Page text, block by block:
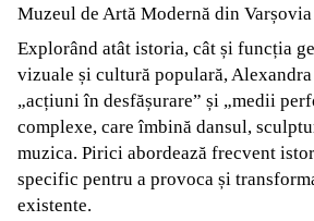
Muzeul de Artă Modernă din
Explorând atât istoria, cât și funcția
vizuale și cultură populară,
„acțiuni în desfășurare” și „medii
complexe, care îmbină dansul,
muzica. Pirici abordează frecvent
specific pentru a provoca și
existente.